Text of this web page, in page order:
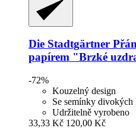
Die Stadtgärtner
papírem "Brzké
-72%
Kouzelný design
Se semínky divokých
Udržitelně vyrobeno
33,33 Kč 120,00 Kč